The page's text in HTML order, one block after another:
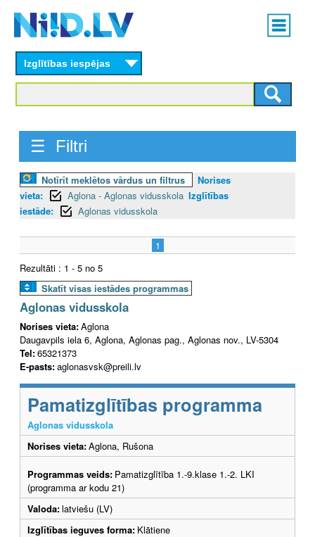
content
Main
menu
Izglītības iespējas
☰ Filtri
Notīrīt meklētos vārdus un filtrus
Norises
vieta:
Aglona - Aglonas vidusskola Izglītības
iestāde:
Aglonas vidusskola
1
Rezultāti : 1 - 5 no 5
Skatīt visas iestādes programmas
Aglonas vidusskola
Norises vieta:Aglona
Daugavpils iela 6, Aglona, Aglonas pag., Aglonas nov., LV-5304
Tel:65321373
E-pasts:aglonasvsk@preili.lv
Pamatizglītības programma
Aglonas vidusskola
Norises vieta:Aglona, Rušona
Programmas veids: Pamatizglītība 1.-9.klase 1.-2. LKI
(programma ar kodu 21)
Valoda:latviešu (LV)
Izglītības ieguves forma: Klātiene